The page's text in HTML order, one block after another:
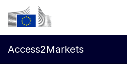
Chuig an bpríomhinneachar
Coimisiún Eorpach
Access2Markets